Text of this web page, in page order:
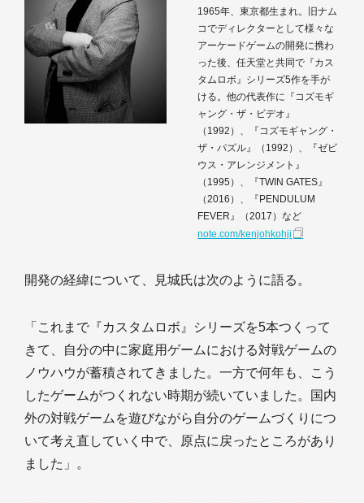
1965年、東京都生まれ。旧ナム
コでディレクターとして様々な
アーケードゲームの開発に携わ
った後、任天堂と共同で『カス
タムロボ』シリーズ5作を手が
ける。他の代表作に『コズモギ
ャング・ザ・ビデオ』
（1992）、『コズモギャング・
ザ・パズル』（1992）、『ゼビ
ウス・アレンジメント』
（1995）、『TWIN GATES』
（2016）、『PENDULUM
FEVER』（2017）など
note.com/kenjohkohji
開発の経緯について、見城氏は次のように語る。
「これまで『カスタムロボ』シリーズを5本つくって
きて、自分の中に家庭用ゲームにおける対戦ゲームの
ノウハウが蓄積されてきました。一方で何年も、こう
したゲームがつくれない時期が続いていました。国内
外の対戦ゲームを遊びながら自分のゲームづくりにつ
いて考え直していく中で、原点に戻ったところがあり
ました」。